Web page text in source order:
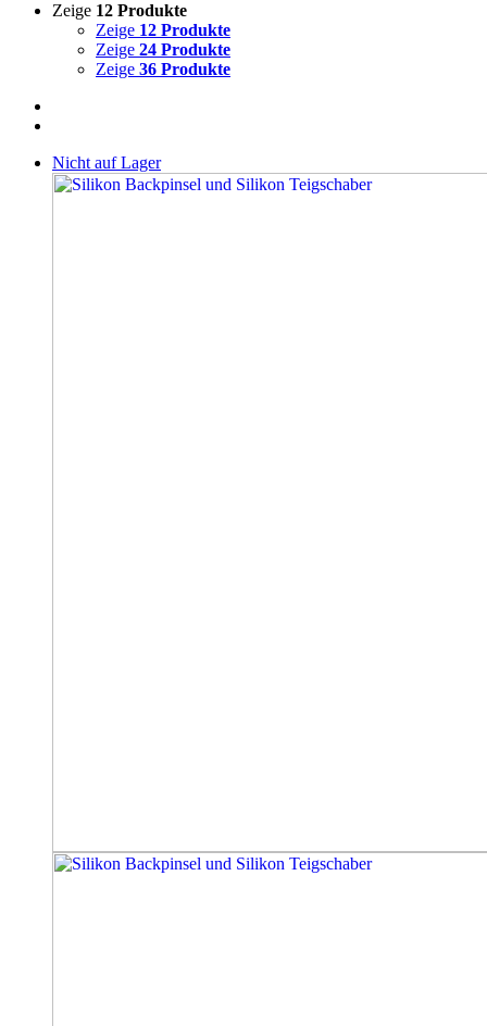
Zeige 12 Produkte
Zeige 12 Produkte
Zeige 24 Produkte
Zeige 36 Produkte
Nicht auf Lager